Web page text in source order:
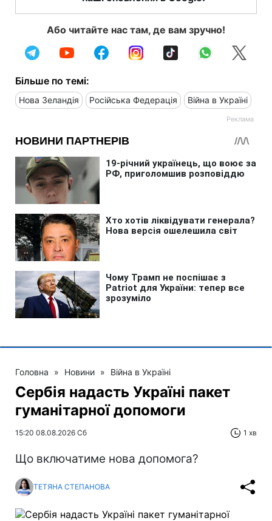
Або читайте нас там, де вам зручно!
Більше по темі:
Нова Зеландія Російська Федерація Війна в Україні
Головна » Новини » Війна в Україні
Сербія надасть Україні пакет
гуманітарної допомоги
15:20 08.08.2026 Сб 1 хв
Що включатиме нова допомога?
ТЕТЯНА СТЕПАНОВА